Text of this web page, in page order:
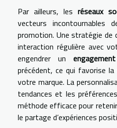
Par ailleurs, les réseaux
vecteurs incontournables
promotion. Une stratégie de
interaction régulière avec
engendrer un
précédent, ce qui favorise
votre marque. La
tendances et les
méthode efficace pour
le partage d’expériences